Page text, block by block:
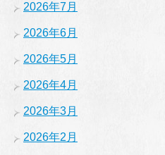
2026年7月
2026年6月
2026年5月
2026年4月
2026年3月
2026年2月